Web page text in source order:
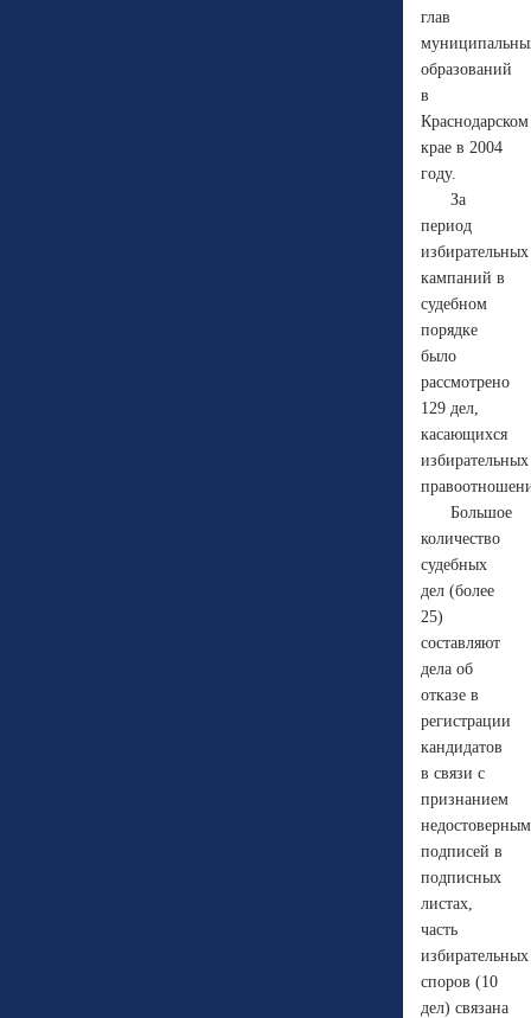
глав
образований
в
Краснодарском
крае в 2004
году.
За
период
избирательных
кампаний в
судебном
порядке
было
рассмотрено
129 дел,
касающихся
избирательных
Большое
количество
судебных
дел (более
25)
составляют
дела об
отказе в
регистрации
кандидатов
в связи с
признанием
подписей в
подписных
листах,
часть
избирательных
споров (10
дел) связана